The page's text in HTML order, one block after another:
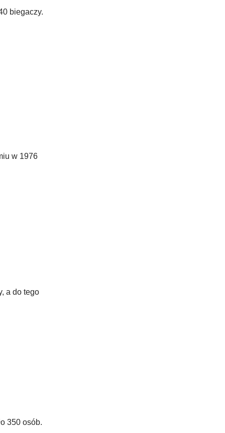
biegaczy.
w 1976
a do tego
350 osób.